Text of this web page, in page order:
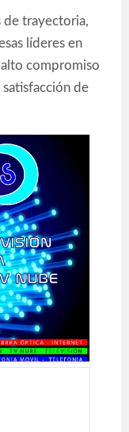
de trayectoria,
líderes en
alto compromiso
de